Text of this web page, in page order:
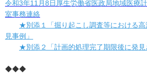
MGR
利用規約
令和3年11月8日厚生労働省医政局地域医療
室事務連絡
★別添１「掘り起こし調査等における高
見事例」
★別添２「計画的処理完了期限後に発見
◆◆◆